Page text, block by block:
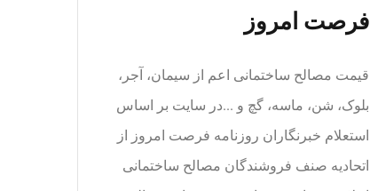
فرصت امروز
قیمت مصالح ساختمانی اعم از سیمان، آجر،
بلوک، شن، ماسه، گچ و ...در سایت بر اساس
استعلام خبرنگاران روزنامه فرصت امروز از
اتحاديه صنف فروشندگان مصالح ساختمانی